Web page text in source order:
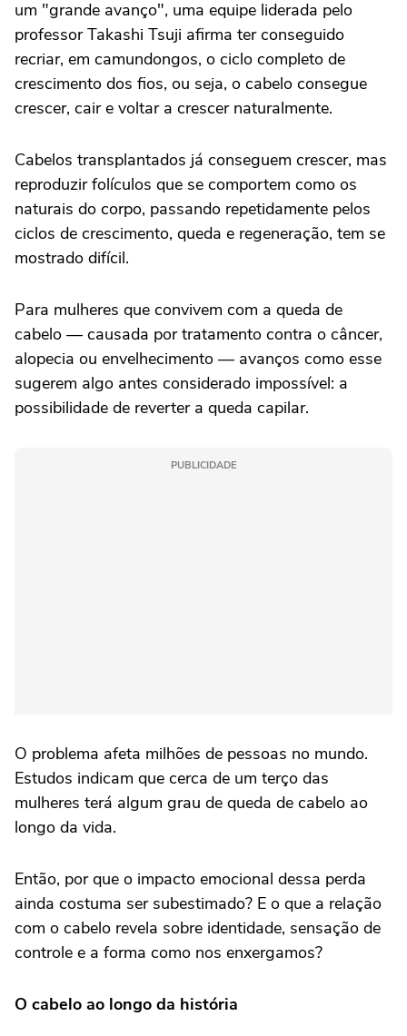
um "grande avanço", uma equipe liderada pelo
professor Takashi Tsuji afirma ter conseguido
recriar, em camundongos, o ciclo completo de
crescimento dos fios, ou seja, o cabelo consegue
crescer, cair e voltar a crescer naturalmente.
Cabelos transplantados já conseguem crescer, mas
reproduzir folículos que se comportem como os
naturais do corpo, passando repetidamente pelos
ciclos de crescimento, queda e regeneração, tem se
mostrado difícil.
Para mulheres que convivem com a queda de
cabelo — causada por tratamento contra o câncer,
alopecia ou envelhecimento — avanços como esse
sugerem algo antes considerado impossível: a
possibilidade de reverter a queda capilar.
PUBLICIDADE
O problema afeta milhões de pessoas no mundo.
Estudos indicam que cerca de um terço das
mulheres terá algum grau de queda de cabelo ao
longo da vida.
Então, por que o impacto emocional dessa perda
ainda costuma ser subestimado? E o que a relação
com o cabelo revela sobre identidade, sensação de
controle e a forma como nos enxergamos?
O cabelo ao longo da história